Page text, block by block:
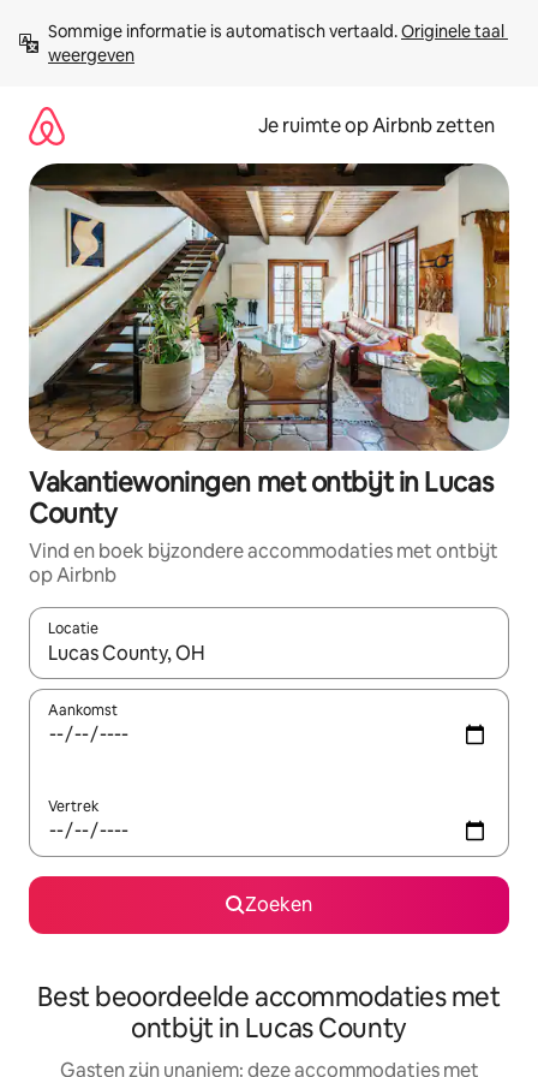
direct
naar
Sommige informatie is automatisch vertaald. Originele taal
weergeven
Je ruimte op Airbnb zetten
Vakantiewoningen met ontbijt in Lucas
County
Vind en boek bijzondere accommodaties met ontbijt
op Airbnb
Locatie
Wanneer er suggesties beschikbaar zijn, maak je een keuze
Aankomst
Vertrek
Zoeken
Best beoordeelde accommodaties met
ontbijt in Lucas County
Gasten zijn unaniem: deze accommodaties met